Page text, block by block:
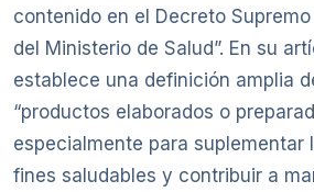
contenido en el Decreto
del Ministerio de Salud”. En su
establece una definición amplia
“productos elaborados o
especialmente para suplementar
fines saludables y contribuir a